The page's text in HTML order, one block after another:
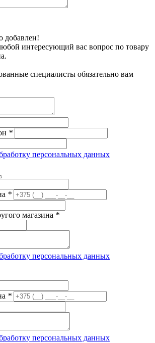
добавлен!
интересующий вас вопрос по товару
специалисты обязательно вам
*
персональных данных
*
магазина *
персональных данных
*
персональных данных